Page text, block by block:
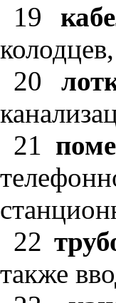
19
20
21
22
также